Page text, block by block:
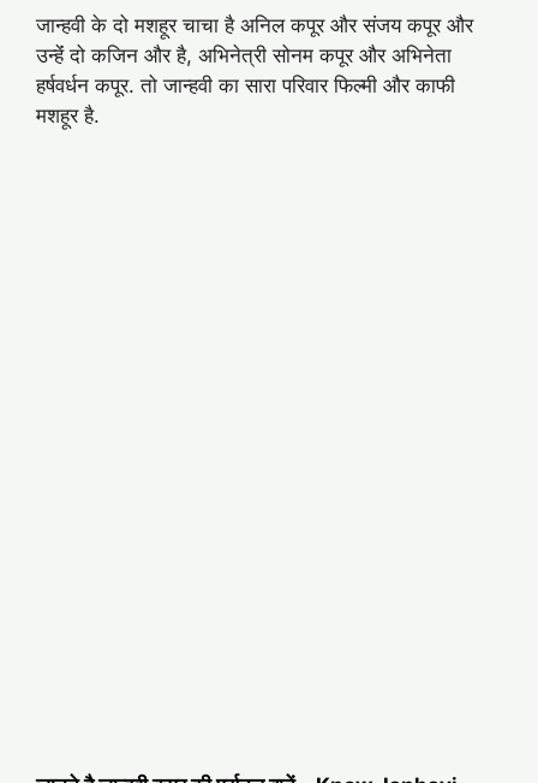
जान्हवी के दो मशहूर चाचा है अनिल कपूर और संजय कपूर और
उन्हेंं दो कजिन और है, अभिनेत्री सोनम कपूर और अभिनेता
हर्षवर्धन कपूर. तो जान्हवी का सारा परिवार फिल्मी और काफी
मशहूर है.